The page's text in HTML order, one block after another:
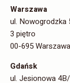
Czytaj
Warszawa
ul. Nowogrodzka
3 piętro
00-695 Warszawa
Gdańsk
ul. Jesionowa